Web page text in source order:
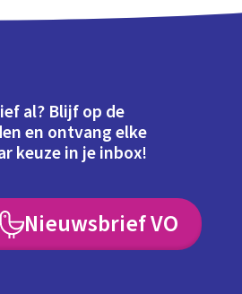
al? Blijf op de
en ontvang elke
keuze in je inbox!
Nieuwsbrief VO